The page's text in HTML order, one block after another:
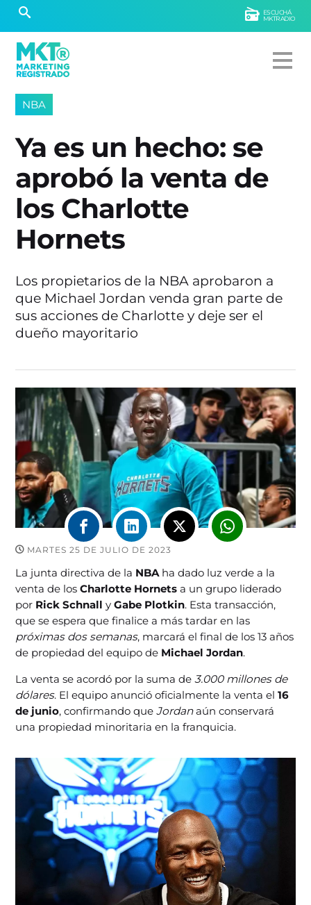
ESCUCHÁ
MKTRADIO
NBA
Ya es un hecho: se
aprobó la venta de
los Charlotte
Hornets
Los propietarios de la NBA aprobaron a
que Michael Jordan venda gran parte de
sus acciones de Charlotte y deje ser el
dueño mayoritario
MARTES 25 DE JULIO DE 2023
La junta directiva de la NBA ha dado luz verde a la
venta de losCharlotte Hornets a un grupo liderado
por Rick Schnall yGabe Plotkin. Esta transacción,
que se espera que finalice a más tardar en las
próximas dos semanas, marcará el final de los 13 años
de propiedad del equipo de Michael Jordan.
La venta se acordó por la suma de3.000 millones de
dólares. El equipo anunció oficialmente la venta el16
de junio, confirmando queJordanaún conservará
una propiedad minoritaria en la franquicia.